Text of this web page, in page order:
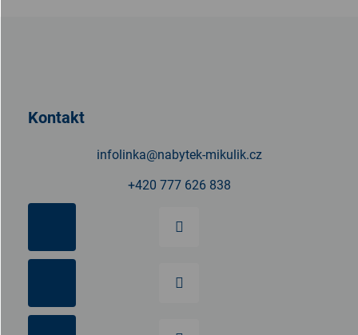
Kontakt
infolinka@nabytek-mikulik.cz
+420 777 626 838